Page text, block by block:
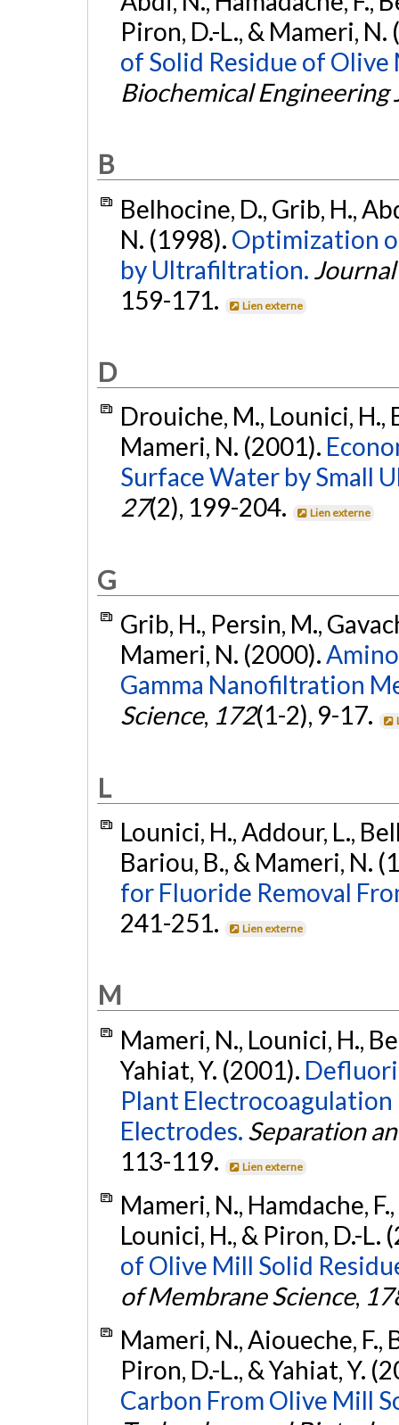
Piron, D.-L., & Mameri,
of Solid Residue of Olive
Biochemical Engineering
B
Belhocine, D., Grib, H.,
N. (1998). Optimization
by Ultrafiltration.
159-171.
Lien externe
D
Drouiche, M., Lounici, H.,
Mameri, N. (2001).
Surface Water by Small
27(2), 199-204. Lien externe
G
Grib, H., Persin, M.,
Mameri, N. (2000).
Gamma Nanofiltration
Science, 172(1-2), 9-17.
L
Lounici, H., Addour, L.,
Bariou, B., & Mameri, N.
for Fluoride Removal
241-251.
Lien externe
M
Mameri, N., Lounici, H.,
Yahiat, Y. (2001).
Plant
Electrodes. Separation
113-119.
Lien externe
Mameri, N., Hamdache,
Lounici, H., & Piron, D.-L.
of Olive Mill Solid
of Membrane Science,
Mameri, N., Aioueche, F.,
Piron, D.-L., & Yahiat, Y.
Carbon From Olive Mill